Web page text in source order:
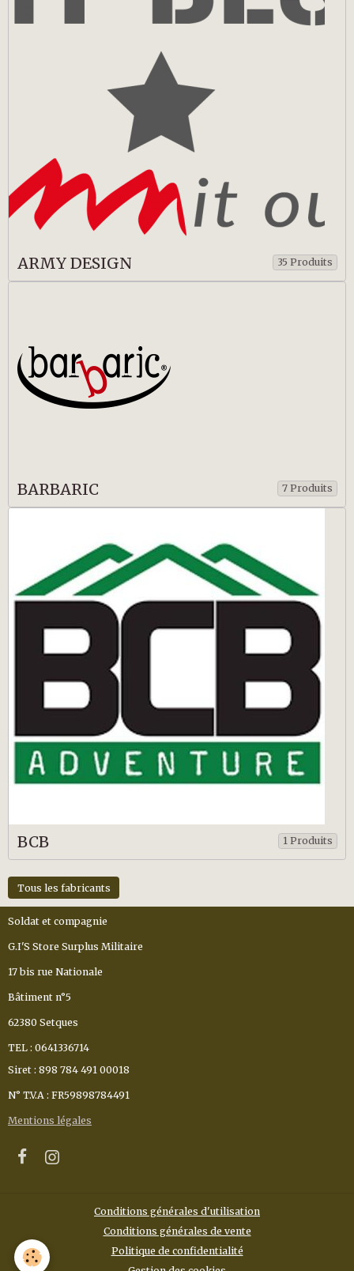
ARMY DESIGN 35 Produits
BARBARIC 7 Produits
BCB 1 Produits
Tous les fabricants
Soldat et compagnie
G.I'S Store Surplus Militaire
17 bis rue Nationale
Bâtiment n°5
62380 Setques
TEL : 0641336714
Siret : 898 784 491 00018
N° T.V.A : FR59898784491
Mentions légales
Conditions générales d'utilisation
Conditions générales de vente
Politique de confidentialité